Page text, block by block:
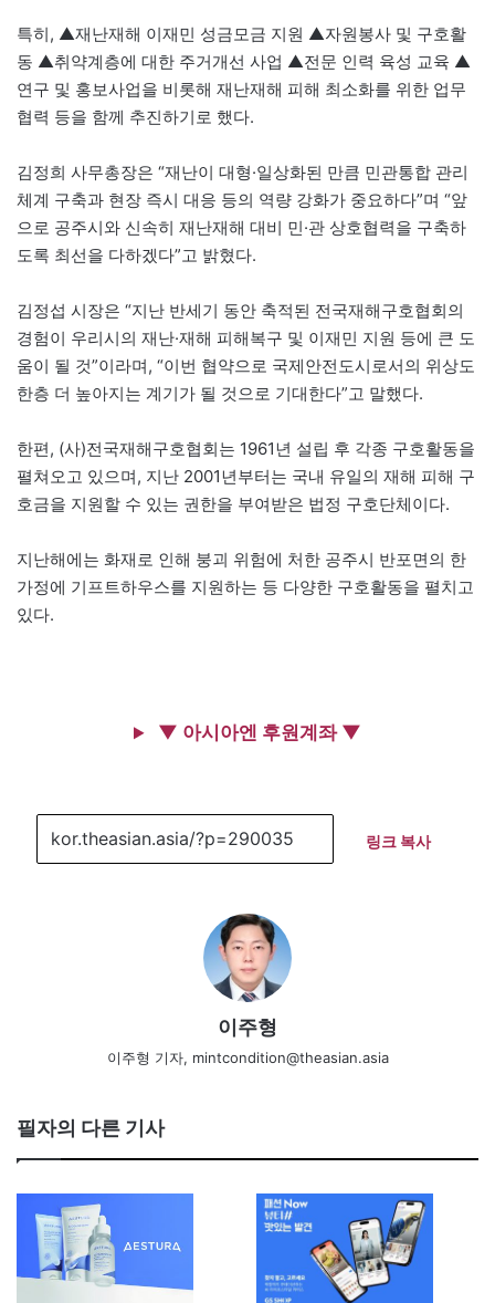
특히, ▲재난재해 이재민 성금모금 지원 ▲자원봉사 및 구호활
동 ▲취약계층에 대한 주거개선 사업 ▲전문 인력 육성 교육 ▲
연구 및 홍보사업을 비롯해 재난재해 피해 최소화를 위한 업무
협력 등을 함께 추진하기로 했다.
김정희 사무총장은 “재난이 대형·일상화된 만큼 민관통합 관리
체계 구축과 현장 즉시 대응 등의 역량 강화가 중요하다”며 “앞
으로 공주시와 신속히 재난재해 대비 민·관 상호협력을 구축하
도록 최선을 다하겠다”고 밝혔다.
김정섭 시장은 “지난 반세기 동안 축적된 전국재해구호협회의
경험이 우리시의 재난·재해 피해복구 및 이재민 지원 등에 큰 도
움이 될 것”이라며, “이번 협약으로 국제안전도시로서의 위상도
한층 더 높아지는 계기가 될 것으로 기대한다”고 말했다.
한편, (사)전국재해구호협회는 1961년 설립 후 각종 구호활동을
펼쳐오고 있으며, 지난 2001년부터는 국내 유일의 재해 피해 구
호금을 지원할 수 있는 권한을 부여받은 법정 구호단체이다.
지난해에는 화재로 인해 붕괴 위험에 처한 공주시 반포면의 한
가정에 기프트하우스를 지원하는 등 다양한 구호활동을 펼치고
있다.
▼ 아시아엔 후원계좌 ▼
링크 복사
이주형
이주형 기자, mintcondition@theasian.asia
필자의 다른 기사